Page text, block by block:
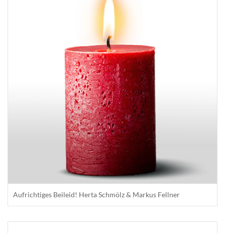
Aufrichtiges Beileid! Herta Schmölz & Markus Fellner